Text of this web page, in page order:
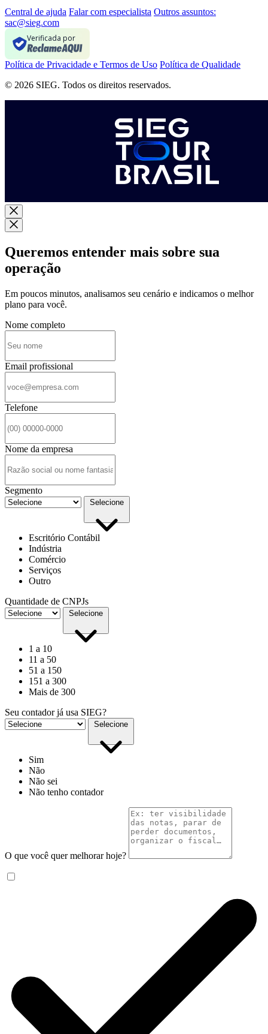
Central de ajuda Falar com especialista Outros assuntos:
sac@sieg.com
Verificada por
Política de Privacidade e Termos de Uso Política de Qualidade
© 2026 SIEG. Todos os direitos reservados.
Queremos entender mais sobre sua
operação
Em poucos minutos, analisamos seu cenário e indicamos o melhor
plano para você.
Nome completo
Email profissional
Telefone
Nome da empresa
Segmento
Selecione
Escritório Contábil
Indústria
Comércio
Serviços
Outro
Quantidade de CNPJs
Selecione
1 a 10
11 a 50
51 a 150
151 a 300
Mais de 300
Seu contador já usa SIEG?
Selecione
Sim
Não
Não sei
Não tenho contador
O que você quer melhorar hoje?